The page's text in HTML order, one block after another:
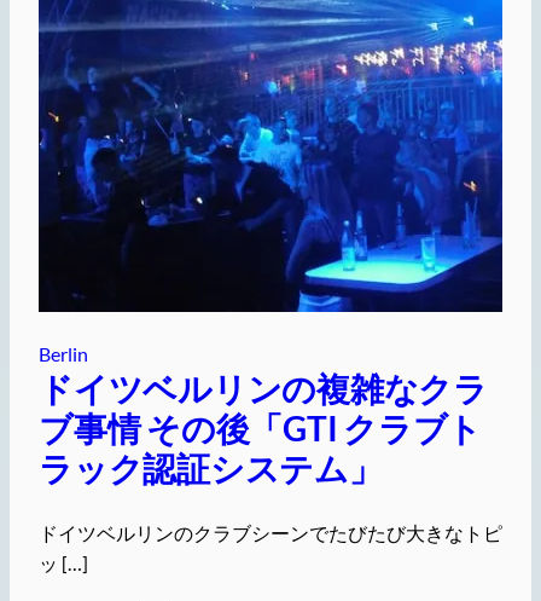
Berlin
ドイツベルリンの複雑なクラ
ブ事情 その後「GTI クラブト
ラック認証システム」
ドイツベルリンのクラブシーンでたびたび大きなトピ
ッ […]